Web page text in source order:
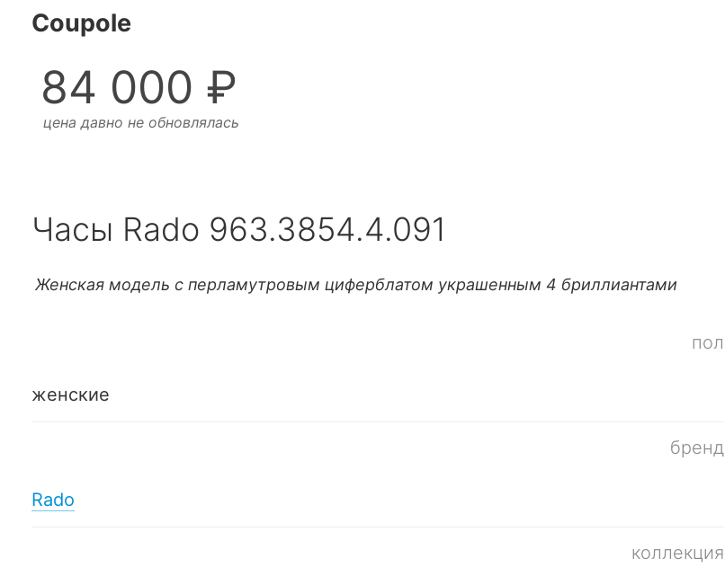
Coupole
84 000 ₽
цена давно не обновлялась
Часы Rado 963.3854.4.091
Женская модель с перламутровым циферблатом украшенным 4 бриллиантами
пол
женские
бренд
Rado
коллекция